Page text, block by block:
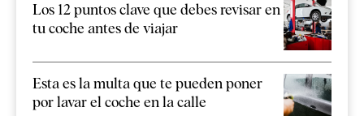
Los 12 puntos clave que debes revisar en
tu coche antes de viajar
Esta es la multa que te pueden poner
por lavar el coche en la calle